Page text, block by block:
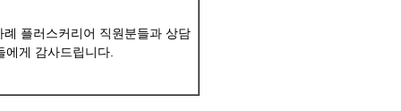
플러스커리어 직원분들과 상담
게 감사드립니다.